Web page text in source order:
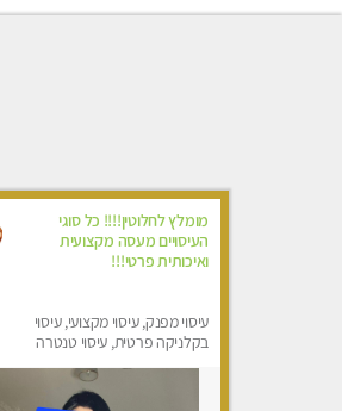
מומלץ לחלוטין!!!! כל סוגי
העיסויים מעסה מקצועית
ואיכותית פרטי!!!
עיסוי מפנק, עיסוי מקצועי, עיסוי
בקלניקה פרטית, עיסוי טנטרה